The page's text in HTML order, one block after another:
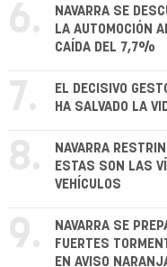
6.
NAVARRA SE
LA AUTOMOCIÓN
CAÍDA DEL 7,7%
7.
EL DECISIVO
HA SALVADO LA
8.
NAVARRA
ESTAS SON LAS
VEHÍCULOS
9.
NAVARRA SE
FUERTES
EN AVISO